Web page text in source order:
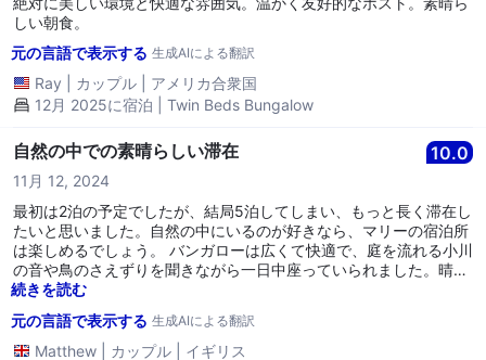
しい朝食。
元の言語で表示する 生成AIによる翻訳
Ray カップル
アメリカ合衆国
12月 2025に宿泊 | Twin Beds Bungalow
自然の中での素晴らしい滞在 10.0
11月 12, 2024
最初は2泊の予定でしたが、結局5泊してしまい、もっと長く滞在し
たいと思いました。自然の中にいるのが好きなら、マリーの宿泊所
は楽しめるでしょう。 バンガローは広くて快適で、庭を流れる小川
の音や鳥のさえずりを聞きながら一日中座っていられました。晴れ
た夜にはたくさんの星を見ることができました。毎晩、コオロギや
カエルの鳴き声を聞きながら眠りに落ちていきました。本当にリラ
ックスできて穏やかな時間でした。 マリーは本当に親切な人で、私
たちを家にいるように感じさせるために尽力してくれました。彼女
続きを読む
元の言語で表示する 生成AIによる翻訳
Matthew カップル イギリス